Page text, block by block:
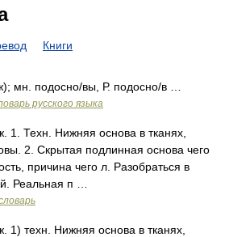
Книги
мн. подосно/вы, Р. подосно/в …
русского языка
1. Техн. Нижняя основа в тканях,
2. Скрытая подлинная основа чего
причина чего л. Разобраться в
Реальная п …
1) техн. Нижняя основа в тканях,